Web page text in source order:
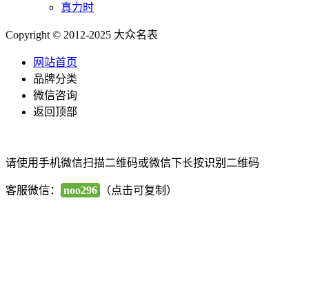
真力时
Copyright © 2012-2025 大众名表
网站首页
品牌分类
微信咨询
返回顶部
请使用手机微信扫描二维码或微信下长按识别二维码
客服微信： noo296 （点击可复制）